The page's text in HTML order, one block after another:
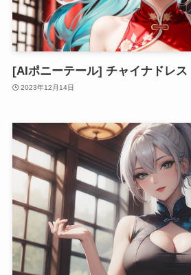
[AIポニーテール] チャイナドレス
2023年12月14日